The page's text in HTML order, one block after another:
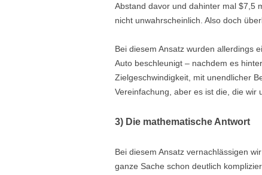
Abstand davor und dahinter mal $7,5
nicht unwahrscheinlich. Also doch
Bei diesem Ansatz wurden allerdings
Auto beschleunigt – nachdem es
Zielgeschwindigkeit, mit unendlicher
Vereinfachung, aber es ist die, die wir
3) Die mathematische Antwort
Bei diesem Ansatz vernachlässigen
ganze Sache schon deutlich